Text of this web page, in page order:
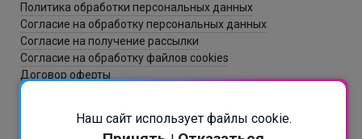
Политика обработки персональных данных
Согласие на обработку персональных данных
Согласие на получение рассылки
Согласие на обработку файлов cookies
Договор оферты
Разработка и создание сайта - ItNova / СБ
Наш сайт использует файлы cookie.